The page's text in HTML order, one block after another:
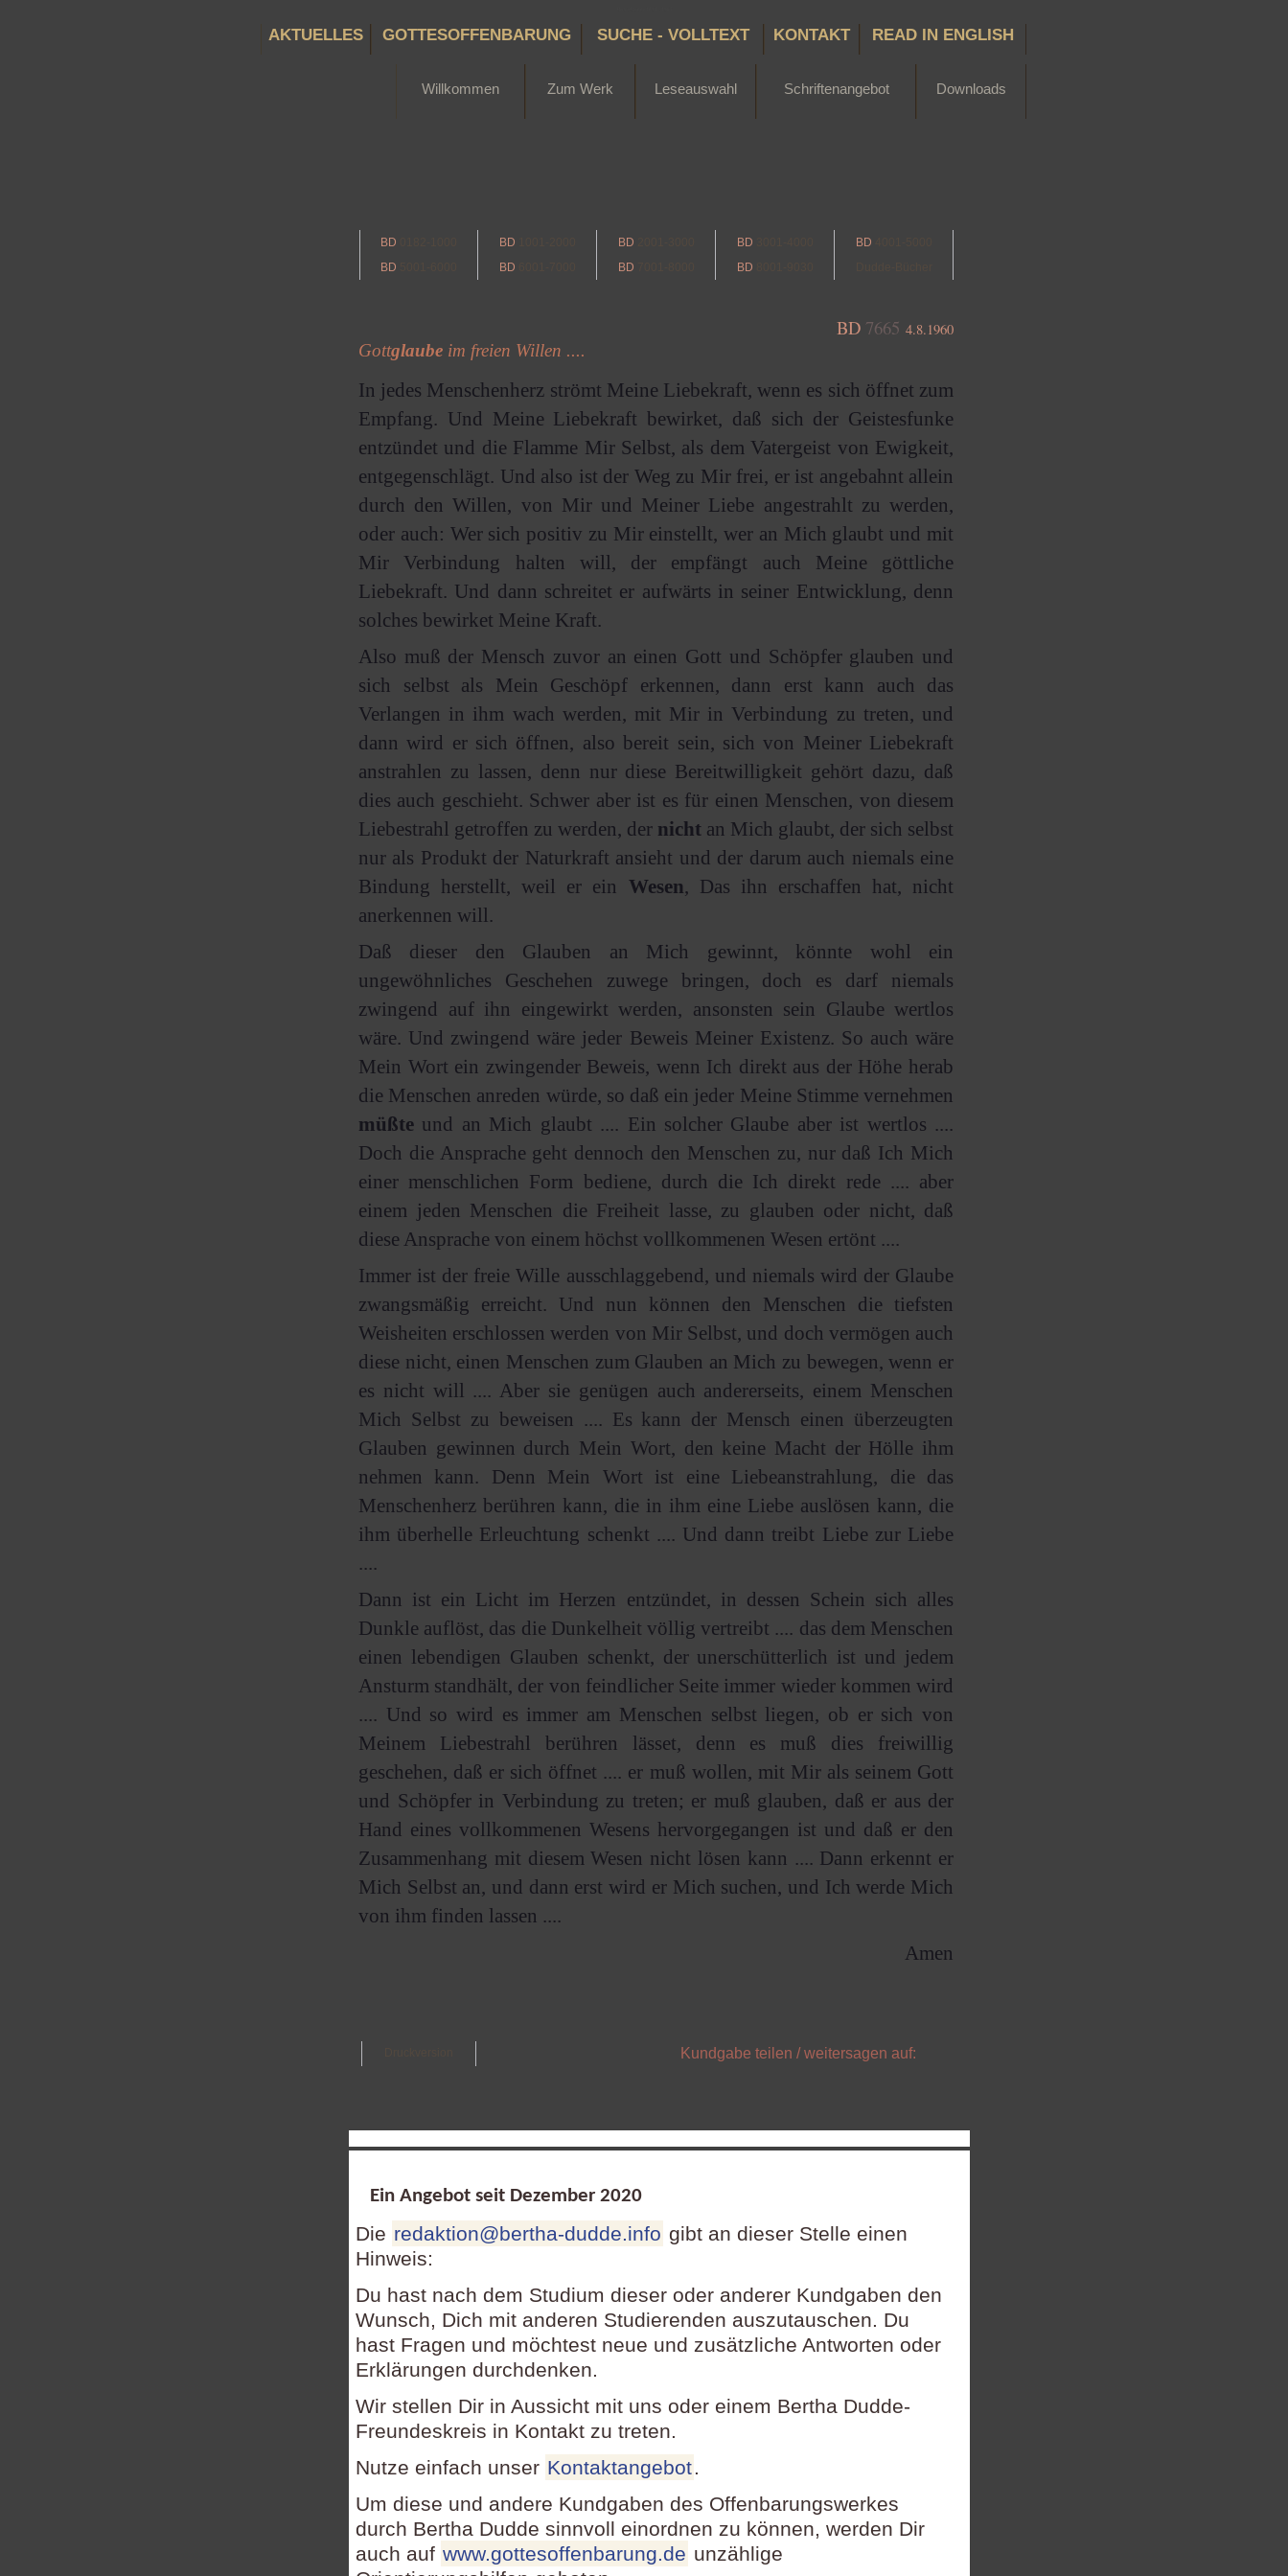
AKTUELLES GOTTESOFFENBARUNG SUCHE - VOLLTEXT KONTAKT READ IN ENGLISH
Willkommen Zum Werk Leseauswahl Schriftenangebot Downloads
BD BD BD BD BD
BD
BD BD BD
BD 7665 4.8.1960
Gottglaube im freien Willen ....
In jedes Menschenherz strömt Meine Liebekraft, wenn es sich öffnet zum
Empfang. Und Meine Liebekraft bewirket, daß sich der Geistesfunke
entzündet und die Flamme Mir Selbst, als dem Vatergeist von Ewigkeit,
entgegenschlägt. Und also ist der Weg zu Mir frei, er ist angebahnt allein
durch den Willen, von Mir und Meiner Liebe angestrahlt zu werden,
oder auch: Wer sich positiv zu Mir einstellt, wer an Mich glaubt und mit
Mir Verbindung halten will, der empfängt auch Meine göttliche
Liebekraft. Und dann schreitet er aufwärts in seiner Entwicklung, denn
solches bewirket Meine Kraft.
Also muß der Mensch zuvor an einen Gott und Schöpfer glauben und
sich selbst als Mein Geschöpf erkennen, dann erst kann auch das
Verlangen in ihm wach werden, mit Mir in Verbindung zu treten, und
dann wird er sich öffnen, also bereit sein, sich von Meiner Liebekraft
anstrahlen zu lassen, denn nur diese Bereitwilligkeit gehört dazu, daß
dies auch geschieht. Schwer aber ist es für einen Menschen, von diesem
Liebestrahl getroffen zu werden, der nicht an Mich glaubt, der sich selbst
nur als Produkt der Naturkraft ansieht und der darum auch niemals eine
Bindung herstellt, weil er ein Wesen, Das ihn erschaffen hat, nicht
anerkennen will.
Daß dieser den Glauben an Mich gewinnt, könnte wohl ein
ungewöhnliches Geschehen zuwege bringen, doch es darf niemals
zwingend auf ihn eingewirkt werden, ansonsten sein Glaube wertlos
wäre. Und zwingend wäre jeder Beweis Meiner Existenz. So auch wäre
Mein Wort ein zwingender Beweis, wenn Ich direkt aus der Höhe herab
die Menschen anreden würde, so daß ein jeder Meine Stimme vernehmen
müßte und an Mich glaubt .... Ein solcher Glaube aber ist wertlos ....
Doch die Ansprache geht dennoch den Menschen zu, nur daß Ich Mich
einer menschlichen Form bediene, durch die Ich direkt rede .... aber
einem jeden Menschen die Freiheit lasse, zu glauben oder nicht, daß
diese Ansprache von einem höchst vollkommenen Wesen ertönt ....
Immer ist der freie Wille ausschlaggebend, und niemals wird der Glaube
zwangsmäßig erreicht. Und nun können den Menschen die tiefsten
Weisheiten erschlossen werden von Mir Selbst, und doch vermögen auch
diese nicht, einen Menschen zum Glauben an Mich zu bewegen, wenn er
es nicht will .... Aber sie genügen auch andererseits, einem Menschen
Mich Selbst zu beweisen .... Es kann der Mensch einen überzeugten
Glauben gewinnen durch Mein Wort, den keine Macht der Hölle ihm
nehmen kann. Denn Mein Wort ist eine Liebeanstrahlung, die das
Menschenherz berühren kann, die in ihm eine Liebe auslösen kann, die
ihm überhelle Erleuchtung schenkt .... Und dann treibt Liebe zur Liebe
....
Dann ist ein Licht im Herzen entzündet, in dessen Schein sich alles
Dunkle auflöst, das die Dunkelheit völlig vertreibt .... das dem Menschen
einen lebendigen Glauben schenkt, der unerschütterlich ist und jedem
Ansturm standhält, der von feindlicher Seite immer wieder kommen wird
.... Und so wird es immer am Menschen selbst liegen, ob er sich von
Meinem Liebestrahl berühren lässet, denn es muß dies freiwillig
geschehen, daß er sich öffnet .... er muß wollen, mit Mir als seinem Gott
und Schöpfer in Verbindung zu treten; er muß glauben, daß er aus der
Hand eines vollkommenen Wesens hervorgegangen ist und daß er den
Zusammenhang mit diesem Wesen nicht lösen kann .... Dann erkennt er
Mich Selbst an, und dann erst wird er Mich suchen, und Ich werde Mich
von ihm finden lassen ....
Amen
Kundgabe teilen / weitersagen auf:
Ein Angebot seit Dezember 2020
Die redaktion@bertha-dudde.info gibt an dieser Stelle einen
Hinweis:
Du hast nach dem Studium dieser oder anderer Kundgaben den
Wunsch, Dich mit anderen Studierenden auszutauschen. Du
hast Fragen und möchtest neue und zusätzliche Antworten oder
Erklärungen durchdenken.
Wir stellen Dir in Aussicht mit uns oder einem Bertha Dudde-
Freundeskreis in Kontakt zu treten.
Nutze einfach unser Kontaktangebot.
Um diese und andere Kundgaben des Offenbarungswerkes
durch Bertha Dudde sinnvoll einordnen zu können, werden Dir
auch auf www.gottesoffenbarung.de unzählige